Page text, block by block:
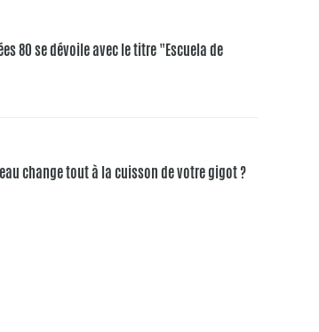
80 se dévoile avec le titre "Escuela de
change tout à la cuisson de votre gigot ?